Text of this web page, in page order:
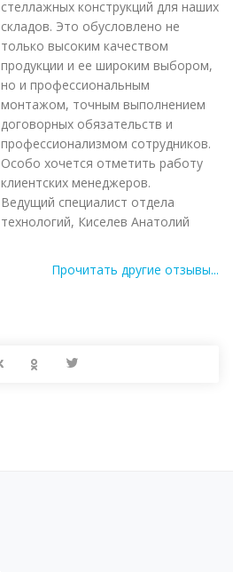
стеллажных конструкций для наших
складов. Это обусловлено не
только высоким качеством
продукции и ее широким выбором,
но и профессиональным
монтажом, точным выполнением
договорных обязательств и
профессионализмом сотрудников.
Особо хочется отметить работу
клиентских менеджеров.
Ведущий специалист отдела
технологий, Киселев Анатолий
Прочитать другие отзывы...